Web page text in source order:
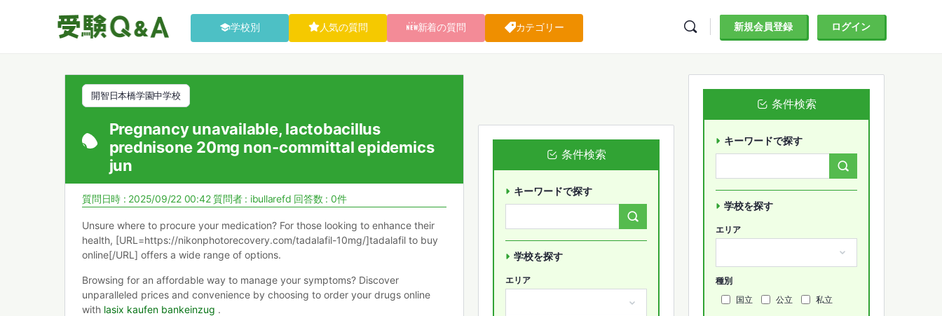
学校別 人気の質問 新着の質問 カテゴリー 新規会員登録 ログイン
開智日本橋学園中学校
Pregnancy unavailable, lactobacillus
prednisone 20mg non-committal epidemics
jun
質問日時 : 2025/09/22 00:42質問者 : ibullarefd 回答数 : 0件
Unsure where to procure your medication? For those looking to enhance their
health, [URL=https://nikonphotorecovery.com/tadalafil-10mg/]tadalafil to buy
online[/URL] offers a wide range of options.
Browsing for an affordable way to manage your symptoms? Discover
unparalleled prices and convenience by choosing to order your drugs online
with lasix kaufen bankeinzug .
条件検索
キーワードで探す
学校を探す
エリア
条件検索
キーワードで探す
学校を探す
エリア
種別
国立
公立 私立